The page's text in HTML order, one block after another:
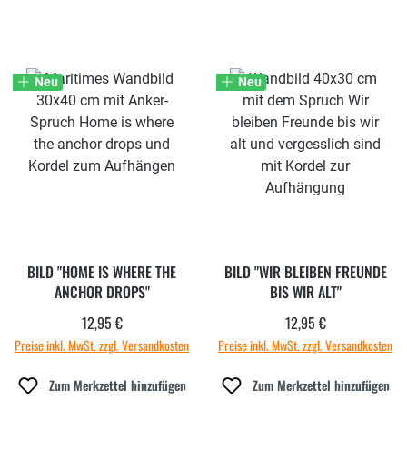
Neu
BILD "HOME IS WHERE THE
ANCHOR DROPS"
Regulärer Preis:
12,95 €
Preise inkl. MwSt. zzgl. Versandkosten
Zum Merkzettel hinzufügen
Neu
BILD "WIR BLEIBEN FREUNDE
BIS WIR ALT"
Regulärer Preis:
12,95 €
Preise inkl. MwSt. zzgl. Versandkosten
Zum Merkzettel hinzufügen